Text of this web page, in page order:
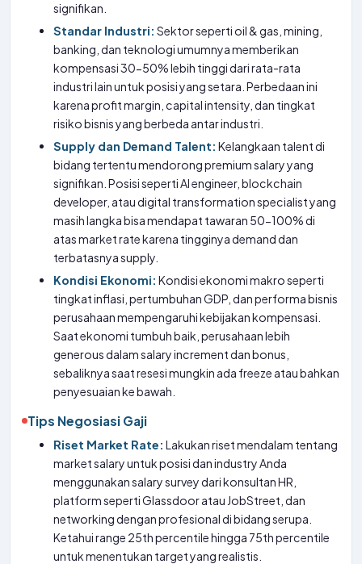
signifikan.
Standar Industri: Sektor seperti oil & gas, mining,
banking, dan teknologi umumnya memberikan
kompensasi 30-50% lebih tinggi dari rata-rata
industri lain untuk posisi yang setara. Perbedaan ini
karena profit margin, capital intensity, dan tingkat
risiko bisnis yang berbeda antar industri.
Supply dan Demand Talent: Kelangkaan talent di
bidang tertentu mendorong premium salary yang
signifikan. Posisi seperti AI engineer, blockchain
developer, atau digital transformation specialist yang
masih langka bisa mendapat tawaran 50-100% di
atas market rate karena tingginya demand dan
terbatasnya supply.
Kondisi Ekonomi: Kondisi ekonomi makro seperti
tingkat inflasi, pertumbuhan GDP, dan performa bisnis
perusahaan mempengaruhi kebijakan kompensasi.
Saat ekonomi tumbuh baik, perusahaan lebih
generous dalam salary increment dan bonus,
sebaliknya saat resesi mungkin ada freeze atau bahkan
penyesuaian ke bawah.
Tips Negosiasi Gaji
Riset Market Rate: Lakukan riset mendalam tentang
market salary untuk posisi dan industry Anda
menggunakan salary survey dari konsultan HR,
platform seperti Glassdoor atau JobStreet, dan
networking dengan profesional di bidang serupa.
Ketahui range 25th percentile hingga 75th percentile
untuk menentukan target yang realistis.